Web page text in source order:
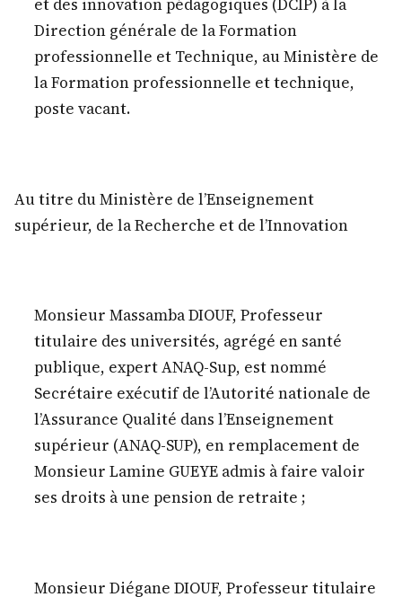
et des innovation pédagogiques (DCIP) à la
Direction générale de la Formation
professionnelle et Technique, au Ministère de
la Formation professionnelle et technique,
poste vacant.
Au titre du Ministère de l’Enseignement
supérieur, de la Recherche et de l’Innovation
Monsieur Massamba DIOUF, Professeur
titulaire des universités, agrégé en santé
publique, expert ANAQ-Sup, est nommé
Secrétaire exécutif de l’Autorité nationale de
l’Assurance Qualité dans l’Enseignement
supérieur (ANAQ-SUP), en remplacement de
Monsieur Lamine GUEYE admis à faire valoir
ses droits à une pension de retraite ;
Monsieur Diégane DIOUF, Professeur titulaire